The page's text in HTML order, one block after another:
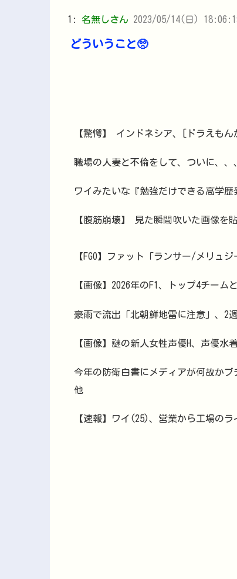
1: 名無しさん 2023/05/14(日)
どういうこと🥺
【驚愕】 インドネシア、[ドラえも
職場の人妻と不倫をして、ついに、、
ワイみたいな『勉強だけできる高学
【腹筋崩壊】 見た瞬間吹いた画像を
【FGO】ファット「ランサー/メリュ
【画像】2026年のF1、トップ4チー
豪雨で流出「北朝鮮地雷に注意」、2
【画像】謎の新人女性声優H、声優水
今年の防衛白書にメディアが何故か
他
【速報】ワイ(25)、営業から工場のラ